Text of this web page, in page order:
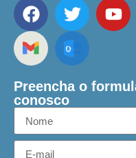
Preencha o
conosco